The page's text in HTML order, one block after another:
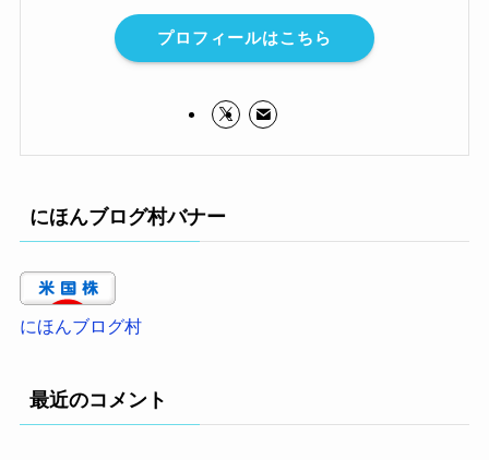
プロフィールはこちら
にほんブログ村バナー
にほんブログ村
最近のコメント